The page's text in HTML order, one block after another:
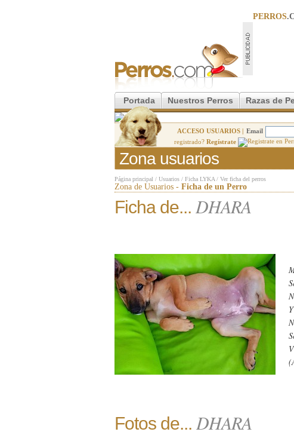
PERROS
Portada Nuestros Perros Razas de
ACCESO USUARIOS | Email
registrado? Regístrate
Zona usuarios
Página principal / Usuarios / Ficha LYKA / Ver ficha del perros
Zona de Usuarios - Ficha de un Perro
Ficha de... DHARA
Fotos de... DHARA